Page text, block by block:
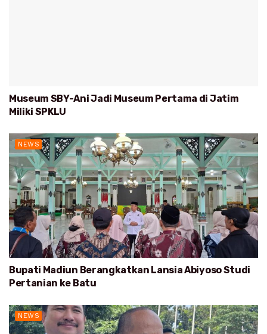
Museum SBY-Ani Jadi Museum Pertama di Jatim
Miliki SPKLU
NEWS
Bupati Madiun Berangkatkan Lansia Abiyoso Studi
Pertanian ke Batu
NEWS